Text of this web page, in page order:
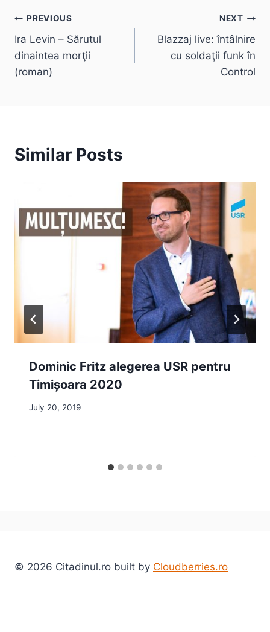
Post
navigation
PREVIOUS
Ira Levin – Sărutul
dinaintea morţii
(roman)
NEXT
Blazzaj live: întâlnire
cu soldaţii funk în
Control
Similar Posts
Dominic Fritz alegerea USR pentru
Timișoara 2020
July 20, 2019
© 2026 Citadinul.ro built by Cloudberries.ro